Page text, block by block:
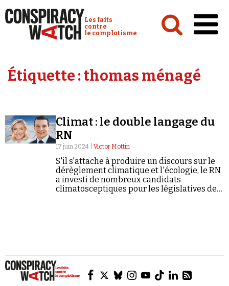
Conspiracy Watch :
Les faits
contre
le complotisme
Analyses
Vidéos
Émissions
Revues de presse
Étiquette :thomas ménagé
Climat : le double langage du
RN
17 juin 2024 | Victor Mottin
S'il s'attache à produire un discours sur le
dérèglement climatique et l'écologie, le RN
a investi de nombreux candidats
climatosceptiques pour les législatives des